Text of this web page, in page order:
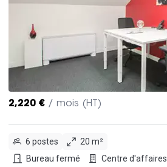
2,220 € / mois (HT)
6 postes
20 m²
Bureau fermé
Centre d'affaires